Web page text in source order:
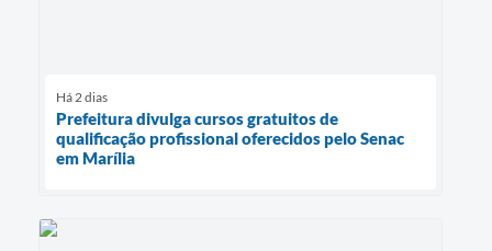
Há 2 dias
Prefeitura divulga cursos gratuitos de
qualificação profissional oferecidos pelo Senac
em Marília